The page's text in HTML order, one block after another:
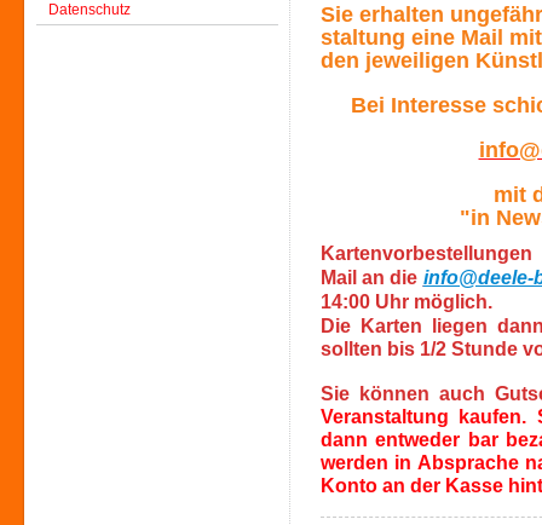
Datenschutz
Sie erhalten
staltung eine Mail
den jeweiligen
Bei Interesse
mit
"in
Mail an die info@deele-
14:00 Uhr möglich.
Die Karten liegen
sollten bis 1/2 Stunde
Sie können auch
Veranstaltung kaufen.
dann entweder bar
werden in Absprache
Konto an der Kasse